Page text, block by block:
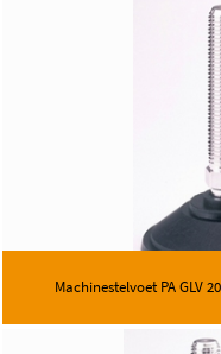
Machinestelvoet PA GLV